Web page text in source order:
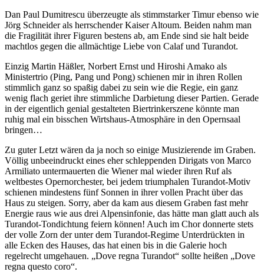
Dan Paul Dumitrescu überzeugte als stimmstarker Timur ebenso wie
Jörg Schneider als herrschender Kaiser Altoum. Beiden nahm man
die Fragilität ihrer Figuren bestens ab, am Ende sind sie halt beide
machtlos gegen die allmächtige Liebe von Calaf und Turandot.
Einzig Martin Häßler, Norbert Ernst und Hiroshi Amako als
Ministertrio (Ping, Pang und Pong) schienen mir in ihren Rollen
stimmlich ganz so spaßig dabei zu sein wie die Regie, ein ganz
wenig flach geriet ihre stimmliche Darbietung dieser Partien. Gerade
in der eigentlich genial gestalteten Biertrinkerszene könnte man
ruhig mal ein bisschen Wirtshaus-Atmosphäre in den Opernsaal
bringen…
Zu guter Letzt wären da ja noch so einige Musizierende im Graben.
Völlig unbeeindruckt eines eher schleppenden Dirigats von Marco
Armiliato untermauerten die Wiener mal wieder ihren Ruf als
weltbestes Opernorchester, bei jedem triumphalen Turandot-Motiv
schienen mindestens fünf Sonnen in ihrer vollen Pracht über das
Haus zu steigen. Sorry, aber da kam aus diesem Graben fast mehr
Energie raus wie aus drei Alpensinfonie, das hätte man glatt auch als
Turandot-Tondichtung feiern können! Auch im Chor donnerte stets
der volle Zorn der unter dem Turandot-Regime Unterdrückten in
alle Ecken des Hauses, das hat einen bis in die Galerie hoch
regelrecht umgehauen. „Dove regna Turandot“ sollte heißen „Dove
regna questo coro“.